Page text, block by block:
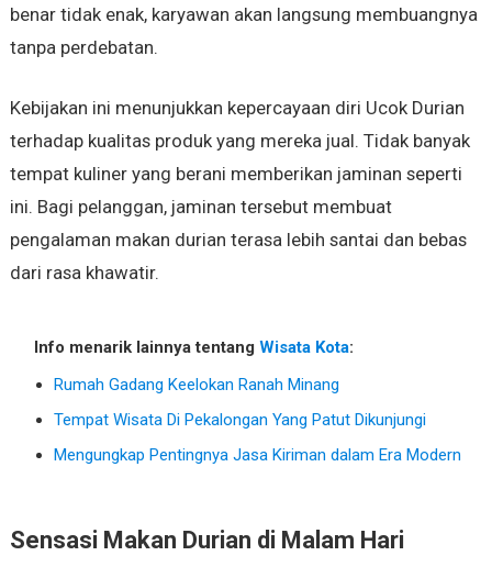
benar tidak enak, karyawan akan langsung membuangnya
tanpa perdebatan.
Kebijakan ini menunjukkan kepercayaan diri Ucok Durian
terhadap kualitas produk yang mereka jual. Tidak banyak
tempat kuliner yang berani memberikan jaminan seperti
ini. Bagi pelanggan, jaminan tersebut membuat
pengalaman makan durian terasa lebih santai dan bebas
dari rasa khawatir.
Info menarik lainnya tentang Wisata Kota:
Rumah Gadang Keelokan Ranah Minang
Tempat Wisata Di Pekalongan Yang Patut Dikunjungi
Mengungkap Pentingnya Jasa Kiriman dalam Era Modern
Sensasi Makan Durian di Malam Hari